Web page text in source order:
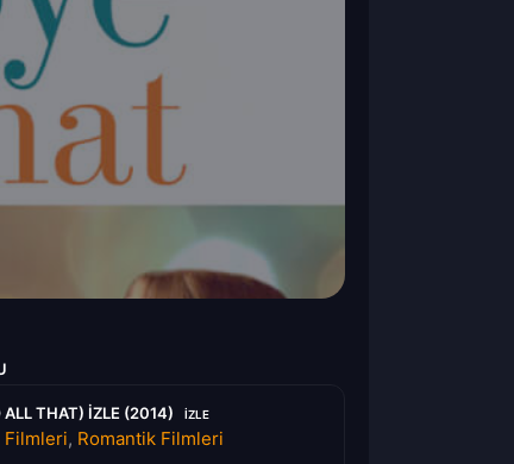
ALL THAT) IZLE (2014) IZLE
Filmleri, Romantik Filmleri